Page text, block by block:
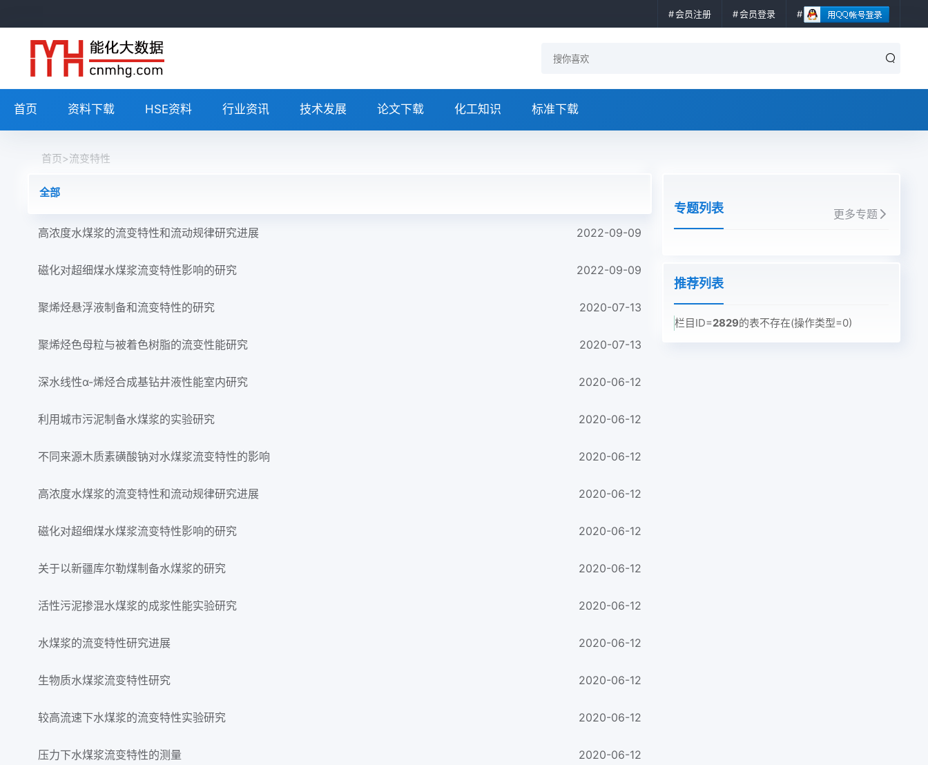
会员注册 会员登录
首页 资料下载 HSE资料 行业资讯 技术发展 论文下载 化工知识 标准下载
首页>流变特性
全部
高浓度水煤浆的流变特性和流动规律研究进展 2022-09-09
磁化对超细煤水煤浆流变特性影响的研究 2022-09-09
聚烯烃悬浮液制备和流变特性的研究 2020-07-13
聚烯烃色母粒与被着色树脂的流变性能研究 2020-07-13
深水线性α-烯烃合成基钻井液性能室内研究 2020-06-12
利用城市污泥制备水煤浆的实验研究 2020-06-12
不同来源木质素磺酸钠对水煤浆流变特性的影响 2020-06-12
高浓度水煤浆的流变特性和流动规律研究进展 2020-06-12
磁化对超细煤水煤浆流变特性影响的研究 2020-06-12
关于以新疆库尔勒煤制备水煤浆的研究 2020-06-12
活性污泥掺混水煤浆的成浆性能实验研究 2020-06-12
水煤浆的流变特性研究进展 2020-06-12
生物质水煤浆流变特性研究 2020-06-12
较高流速下水煤浆的流变特性实验研究 2020-06-12
压力下水煤浆流变特性的测量 2020-06-12
专题列表 更多专题
推荐列表
栏目ID=2829的表不存在(操作类型=0)